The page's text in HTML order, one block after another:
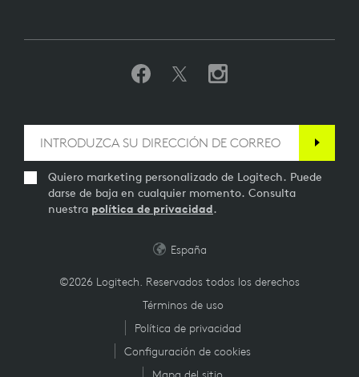
Quiero marketing personalizado de Logitech. Puede
darse de baja en cualquier momento. Consulta
nuestra política de privacidad.
©2026 Logitech. Reservados todos los derechos
Términos de uso
Política de privacidad
Configuración de cookies
España